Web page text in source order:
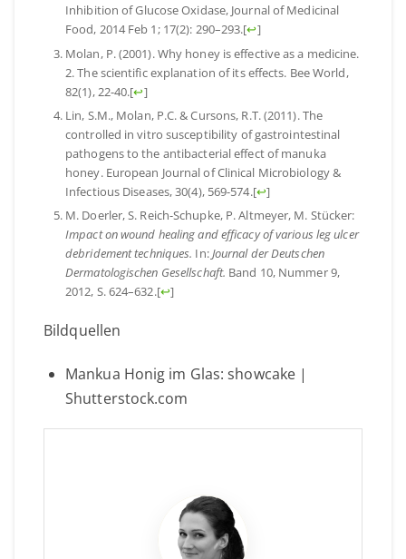
Inhibition of Glucose Oxidase, Journal of Medicinal
Food, 2014 Feb 1; 17(2): 290–293.[↩]
Molan, P. (2001). Why honey is effective as a medicine.
2. The scientific explanation of its effects. Bee World,
82(1), 22-40.[↩]
Lin, S.M., Molan, P.C. & Cursons, R.T. (2011). The
controlled in vitro susceptibility of gastrointestinal
pathogens to the antibacterial effect of manuka
honey. European Journal of Clinical Microbiology &
Infectious Diseases, 30(4), 569-574.[↩]
M. Doerler, S. Reich-Schupke, P. Altmeyer, M. Stücker:
Impact on wound healing and efficacy of various leg ulcer
debridement techniques. In:Journal der Deutschen
Dermatologischen Gesellschaft. Band 10, Nummer 9,
2012, S. 624–632.[↩]
Bildquellen
Mankua Honig im Glas: showcake |
Shutterstock.com